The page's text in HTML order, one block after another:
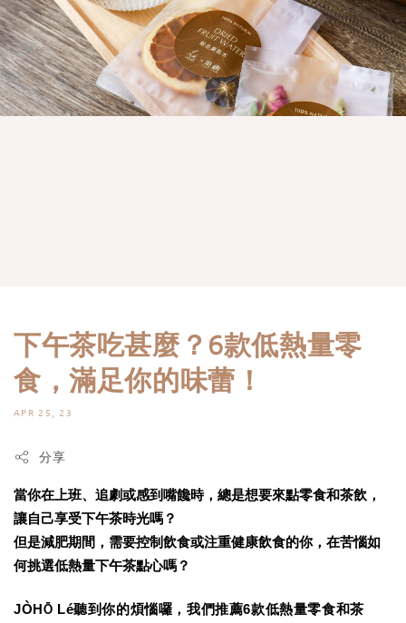
下午茶吃甚麼？6款低熱量零
食，滿足你的味蕾！
APR 25, 23
分享
當你在上班、追劇或感到嘴饞時，總是想要來點零食和茶飲，
讓自己享受下午茶時光嗎？
但是減肥期間，需要控制飲食或注重健康飲食的你，在苦惱如
何挑選低熱量下午茶點心嗎？
JÒHŌ Lé聽到你的煩惱囉，我們推薦6款低熱量零食和茶